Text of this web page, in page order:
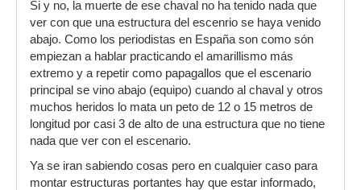
Si y no, la muerte de ese chaval no ha tenido nada que
ver con que una estructura del escenrio se haya venido
abajo. Como los periodistas en España son como són
empiezan a hablar practicando el amarillismo más
extremo y a repetir como papagallos que el escenario
principal se vino abajo (equipo) cuando al chaval y otros
muchos heridos lo mata un peto de 12 o 15 metros de
longitud por casi 3 de alto de una estructura que no tiene
nada que ver con el escenario.
Ya se iran sabiendo cosas pero en cualquier caso para
montar estructuras portantes hay que estar informado,